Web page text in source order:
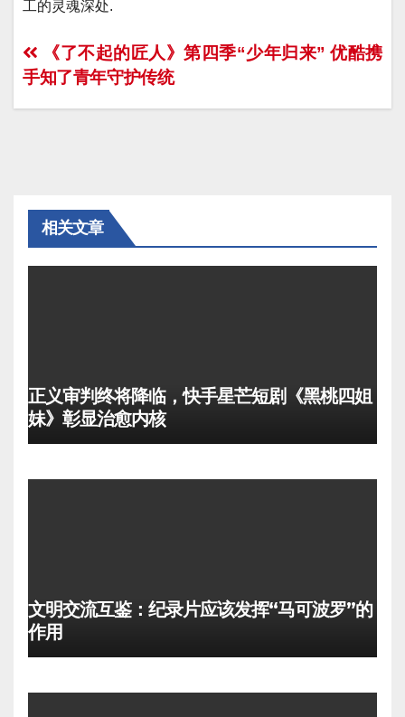
工的灵魂深处.
文
章
《了不起的匠人》第四季“少年归来” 优酷携
手知了青年守护传统
相关文章
正义审判终将降临，快手星芒短剧《黑桃四姐
妹》彰显治愈内核
文明交流互鉴：纪录片应该发挥“马可波罗”的
作用